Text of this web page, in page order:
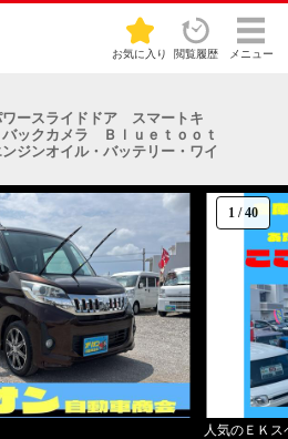
お気に入り 閲覧履歴 メニュー
ースライドドア スマートキ
クカメラ Ｂｌｕｅｔｏｏｔ
ンオイル・バッテリー・ワイ
1 /40
人気のＥＫ